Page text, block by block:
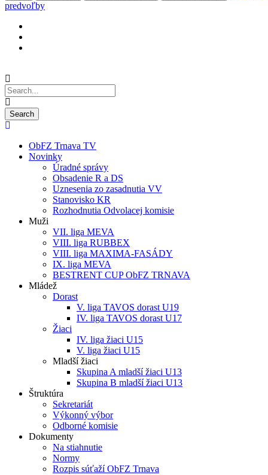
predvoľby
ObFZ Trnava TV
Novinky
Úradné správy
Obsadenie R a DS
Uznesenia zo zasadnutia VV
Stanovisko KR
Rozhodnutia Odvolacej komisie
Muži
VII. liga MEVA
VIII. liga RUBBEX
VIII. liga MAXIMA-FASÁDY
IX. liga MEVA
BESTRENT CUP ObFZ TRNAVA
Mládež
Dorast
V. liga TAVOS dorast U19
IV. liga TAVOS dorast U17
Žiaci
IV. liga žiaci U15
V. liga žiaci U15
Mladší žiaci
Skupina A mladší žiaci U13
Skupina B mladší žiaci U13
Štruktúra
Sekretariát
Výkonný výbor
Odborné komisie
Dokumenty
Na stiahnutie
Normy
Rozpis súťaží ObFZ Trnava